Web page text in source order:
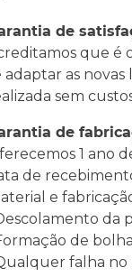
de
que é
adaptar as novas
sem
de
1 ano
de
e
da
de
falha